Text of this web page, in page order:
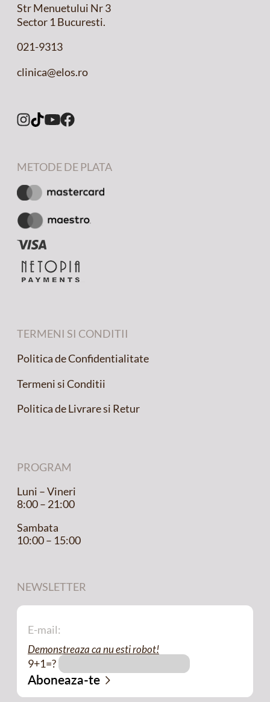
Str Menuetului Nr 3
Sector 1 Bucuresti.
021-9313
clinica@elos.ro
METODE DE PLATA
TERMENI SI CONDITII
Politica de Confidentialitate
Termeni si Conditii
Politica de Livrare si Retur
PROGRAM
Luni – Vineri
8:00 – 21:00
Sambata
10:00 – 15:00
NEWSLETTER
Demonstreaza ca nu esti robot!
9+1=?